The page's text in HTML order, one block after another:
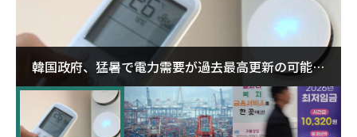
韓国政府、猛暑で電力需要が過去最高更新の可能性
に需給対応体制を点検